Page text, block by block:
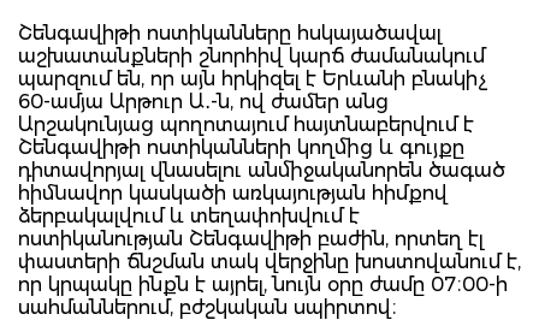
Շենգավիթի ոստիկանները հսկայածավալ
աշխատանքների շնորհիվ կարճ ժամանակում
պարզում են, որ այն հրկիզել է Երևանի բնակիչ
60-ամյա Արթուր Ա․-ն, ով ժամեր անց
Արշակունյաց պողոտայում հայտնաբերվում է
Շենգավիթի ոստիկանների կողմից և գույքը
դիտավորյալ վնասելու անմիջականորեն ծագած
հիմնավոր կասկածի առկայության հիմքով
ձերբակալվում և տեղափոխվում է
ոստիկանության Շենգավիթի բաժին, որտեղ էլ
փաստերի ճնշման տակ վերջինը խոստովանում է,
որ կրպակը ինքն է այրել, նույն օրը ժամը 07։00-ի
սահմաններում, բժշկական սպիրտով։